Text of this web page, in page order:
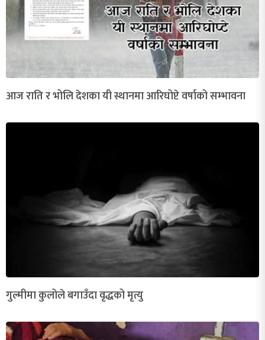
आज राति र भोलि देशका यी स्थानमा आरिघोप्टे वर्षाको सम्भावना
गुल्मीमा कुलोले बगाउँदा वृद्धको मृत्यु